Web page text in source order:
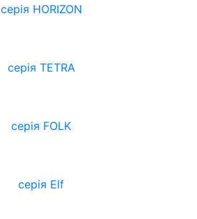
cерія HORIZON
серія TETRA
серія FOLK
серія Elf